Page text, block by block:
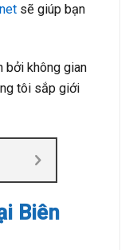
sẽ giúp bạn
bởi không gian
tôi sắp giới
Biên